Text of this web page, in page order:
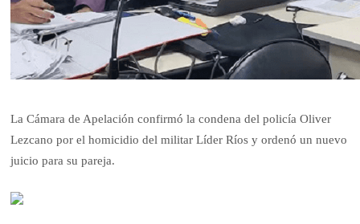
La Cámara de Apelación confirmó la condena del policía Oliver
Lezcano por el homicidio del militar Líder Ríos y ordenó un nuevo
juicio para su pareja.